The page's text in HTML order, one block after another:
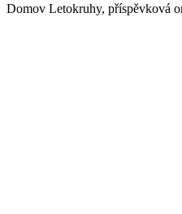
Domov Letokruhy, příspěvková